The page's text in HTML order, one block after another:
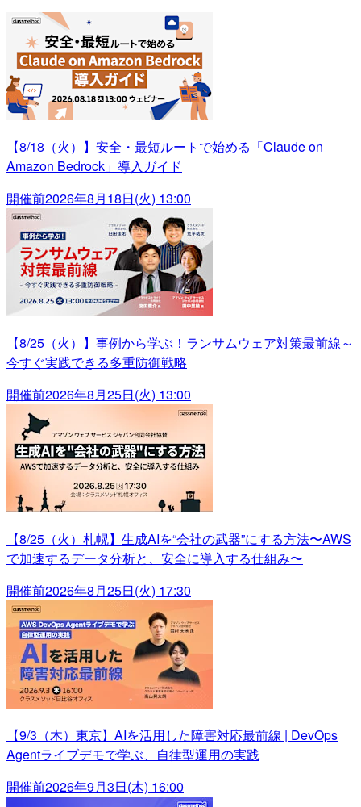
【8/18（火）】安全・最短ルートで始める「Claude on
Amazon Bedrock」導入ガイド
開催前2026年8月18日(火) 13:00
【8/25（火）】事例から学ぶ！ランサムウェア対策最前線～
今すぐ実践できる多重防御戦略
開催前2026年8月25日(火) 13:00
【8/25（火）札幌】生成AIを“会社の武器”にする方法〜AWS
で加速するデータ分析と、安全に導入する仕組み〜
開催前2026年8月25日(火) 17:30
【9/3（木）東京】AIを活用した障害対応最前線 | DevOps
Agentライブデモで学ぶ、自律型運用の実践
開催前2026年9月3日(木) 16:00